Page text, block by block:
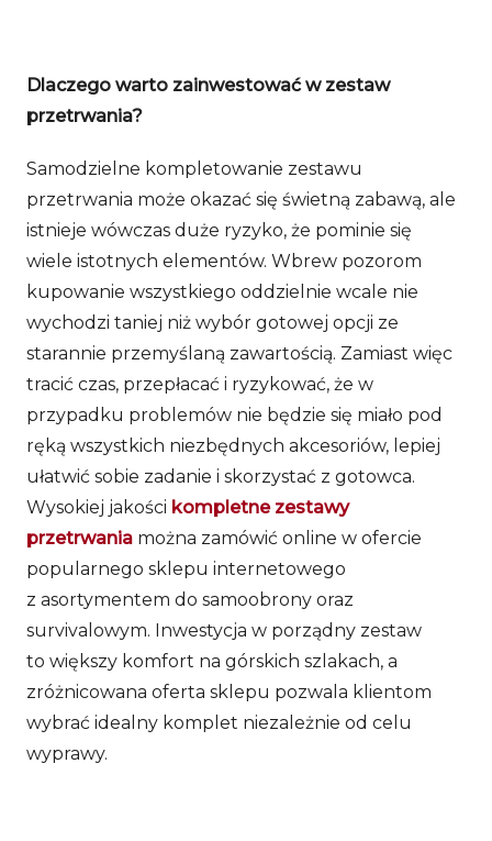
Dlaczego warto zainwestować w zestaw
przetrwania?
Samodzielne kompletowanie zestawu
przetrwania może okazać się świetną zabawą, ale
istnieje wówczas duże ryzyko, że pominie się
wiele istotnych elementów. Wbrew pozorom
kupowanie wszystkiego oddzielnie wcale nie
wychodzi taniej niż wybór gotowej opcji ze
starannie przemyślaną zawartością. Zamiast więc
tracić czas, przepłacać i ryzykować, że w
przypadku problemów nie będzie się miało pod
ręką wszystkich niezbędnych akcesoriów, lepiej
ułatwić sobie zadanie i skorzystać z gotowca.
Wysokiej jakości kompletne zestawy
przetrwania można zamówić online w ofercie
popularnego sklepu internetowego
z asortymentem do samoobrony oraz
survivalowym. Inwestycja w porządny zestaw
to większy komfort na górskich szlakach, a
zróżnicowana oferta sklepu pozwala klientom
wybrać idealny komplet niezależnie od celu
wyprawy.